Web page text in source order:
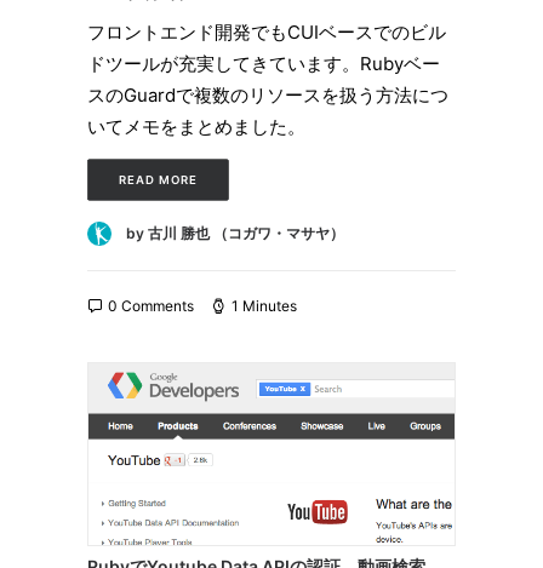
フロントエンド開発でもCUIベースでのビル
ドツールが充実してきています。Rubyベー
スのGuardで複数のリソースを扱う方法につ
いてメモをまとめました。
READ MORE
by 古川 勝也 （コガワ・マサヤ）
0 Comments 1 Minutes